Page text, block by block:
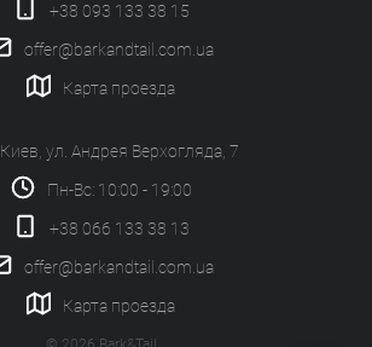
+38 093 133 38 15
offer@barkandtail.com.ua
Карта проезда
Киев, ул. Андрея Верхогляда, 7
Пн-Вс: 10:00 - 19:00
+38 066 133 38 13
offer@barkandtail.com.ua
Карта проезда